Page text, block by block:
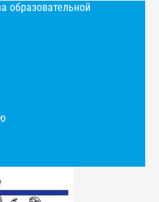
образовательной